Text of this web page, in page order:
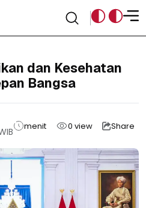
dan Kesehatan
Bangsa
menit 0 view Share